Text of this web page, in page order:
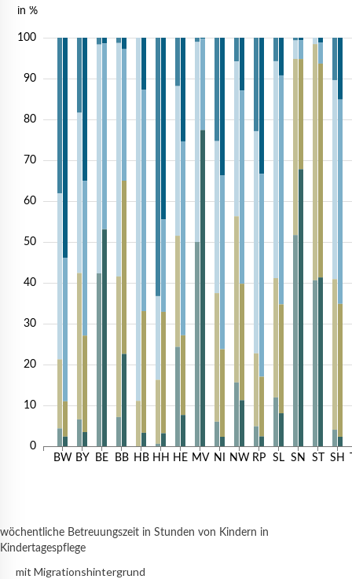
BW BY BE BB HB HH HE MV NI NW RP SL SN ST SH
0
10
20
30
40
50
60
70
80
90
100
in %
wöchentliche Betreuungszeit in Stunden von Kindern in
Kindertagespflege
mit Migrationshintergrund